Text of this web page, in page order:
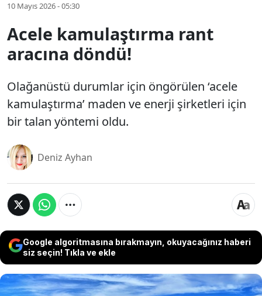
10 Mayıs 2026 - 05:30
Acele kamulaştırma rant
aracına döndü!
Olağanüstü durumlar için öngörülen ‘acele
kamulaştırma’ maden ve enerji şirketleri için
bir talan yöntemi oldu.
Deniz Ayhan
Google algoritmasına bırakmayın, okuyacağınız haberi
siz seçin! Tıkla ve ekle